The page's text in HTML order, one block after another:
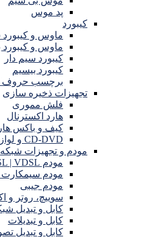
پد موس
کیبورد
ماوس و کیبورد
ماوس و کیبورد
کیبورد سیم دار
کیبورد بیسیم
برچسب حروف
تجهیزات ذخیره سازی
فلش مموری
هارد اکسترنال
کیف و باکس
CD-DVD و لوازم جانبی
مودم و تجهیزات شبکه
مودم ADSL | VDSL
مودم سیمکارت
مودم جیبی
سوییچ، روتر و
کابل و تبدیل
کابل و تبدیلات
کابل و تبدیل